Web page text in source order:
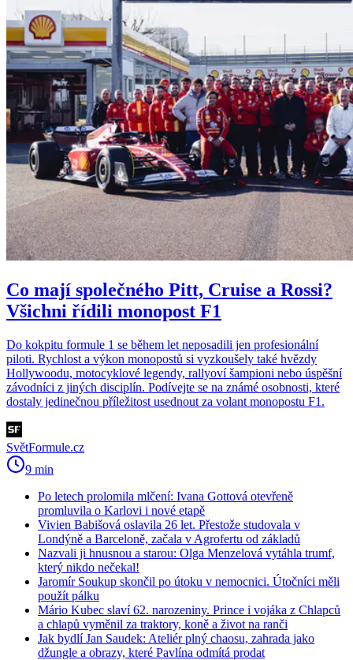
Co mají společného Pitt, Cruise a Rossi?
Všichni řídili monopost F1
Do kokpitu formule 1 se během let neposadili jen profesionální
piloti. Rychlost a výkon monopostů si vyzkoušely také hvězdy
Hollywoodu, motocyklové legendy, rallyoví šampioni nebo úspěšní
závodníci z jiných disciplín. Podívejte se na známé osobnosti, které
dostaly jedinečnou příležitost usednout za volant monopostu F1.
SvětFormule.cz
9 min
Po letech prolomila mlčení: Ivana Gottová otevřeně
promluvila o Karlovi i nové etapě
Vivien Babišová oslavila 26 let. Přestože studovala v
Londýně a Barceloně, začala v Agrofertu od základů
Nazvali ji hnusnou a starou: Olga Menzelová vytáhla trumf,
který nikdo nečekal!
Jaromír Soukup skončil po útoku v nemocnici. Útočníci měli
použít pálku
Mário Kubec slaví 62. narozeniny. Prince i vojáka z Chlapců
a chlapů vyměnil za traktory, koně a život na ranči
Jak bydlí Jan Saudek: Ateliér plný chaosu, zahrada jako
džungle a obrazy, které Pavlína odmítá prodat